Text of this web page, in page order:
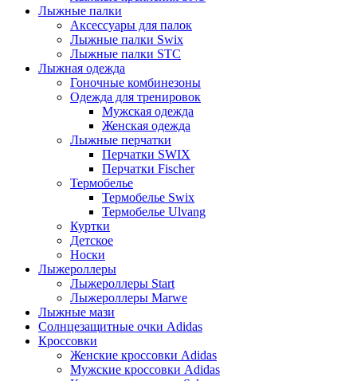
Лыжные палки
Аксессуары для палок
Лыжные палки Swix
Лыжные палки STC
Лыжная одежда
Гоночные комбинезоны
Одежда для тренировок
Мужская одежда
Женская одежда
Лыжные перчатки
Перчатки SWIX
Перчатки Fischer
Термобелье
Термобелье Swix
Термобелье Ulvang
Куртки
Детское
Носки
Лыжероллеры
Лыжероллеры Start
Лыжероллеры Marwe
Лыжные мази
Солнцезащитные очки Adidas
Кроссовки
Женские кроссовки Adidas
Мужские кроссовки Adidas